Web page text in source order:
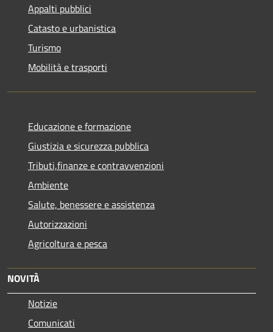
Appalti pubblici
Catasto e urbanistica
Turismo
Mobilità e trasporti
Educazione e formazione
Giustizia e sicurezza pubblica
Tributi,finanze e contravvenzioni
Ambiente
Salute, benessere e assistenza
Autorizzazioni
Agricoltura e pesca
NOVITÀ
Notizie
Comunicati